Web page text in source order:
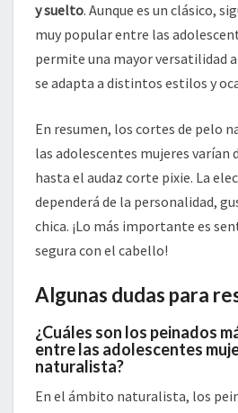
y suelto. Aunque es un clásico,
muy popular entre las
permite una mayor versatilidad
se adapta a distintos estilos y
En resumen, los cortes de pelo
las adolescentes mujeres varían
hasta el audaz corte pixie. La
dependerá de la personalidad,
chica. ¡Lo más importante es
segura con el cabello!
Algunas dudas para
¿Cuáles son los peinados
entre las adolescentes
naturalista?
En el ámbito naturalista, los